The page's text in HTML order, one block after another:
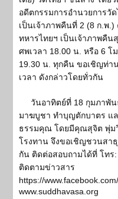
อดีตกรรมการอำนวยการวั
เป็นเจ้าภาพคืนที่ 2 (8 ก.พ
ทหารไทยฯ เป็นเจ้าภาพคื
ศพเวลา 18.00 น. หรือ 6 โ
19.30 น. ทุกคืน ขอเชิญท่า
เวลา ดังกล่าวโดยทั่วกัน
วันอาทิตย์ที่ 18 กุมภาพั
มาฆบูชา ทำบุญตักบาตร แล
ธรรมคุณ โดยมีคุณสุจิต พุ่ม
โรงทาน จึงขอเชิญชวนสา
กัน ติดต่อสอบถามได้ที่ โทร:
ติดตามข่าวสาร
https://
www.suddhavasa.org